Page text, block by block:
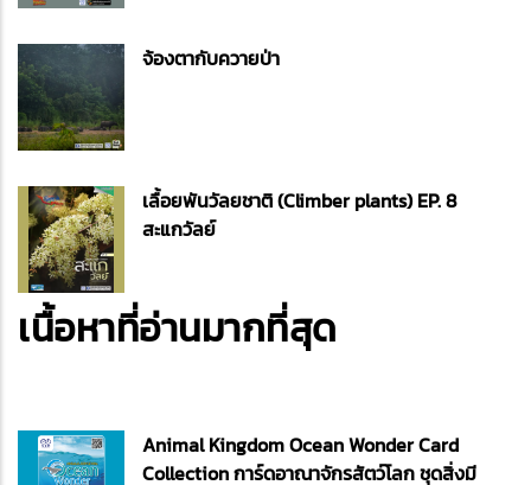
จ้องตากับควายป่า
เลื้อยพันวัลยชาติ (Climber plants) EP. 8
สะแกวัลย์
เนื้อหาที่อ่านมากที่สุด
Animal Kingdom Ocean Wonder Card
Collection การ์ดอาณาจักรสัตว์โลก ชุดสิ่งมี